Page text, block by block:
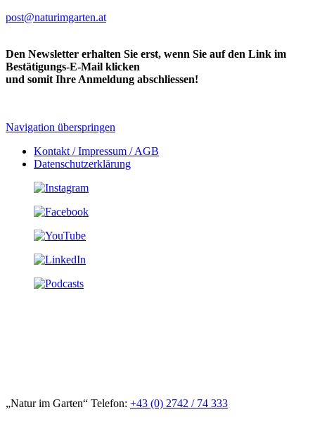
post@naturimgarten.at
Den Newsletter erhalten Sie erst, wenn Sie auf den Link im
Bestätigungs-E-Mail klicken
und somit Ihre Anmeldung abschliessen!
Navigation überspringen
Kontakt / Impressum / AGB
Datenschutzerklärung
„Natur im Garten“ Telefon: +43 (0) 2742 / 74 333